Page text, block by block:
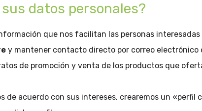
datos personales?
que nos facilitan las personas
y mantener contacto directo por correo electrónico
de promoción y venta de los productos que
de acuerdo con sus intereses, crearemos un